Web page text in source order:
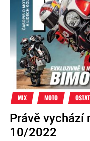
MIX MOTO
Právě vychází
10/2022